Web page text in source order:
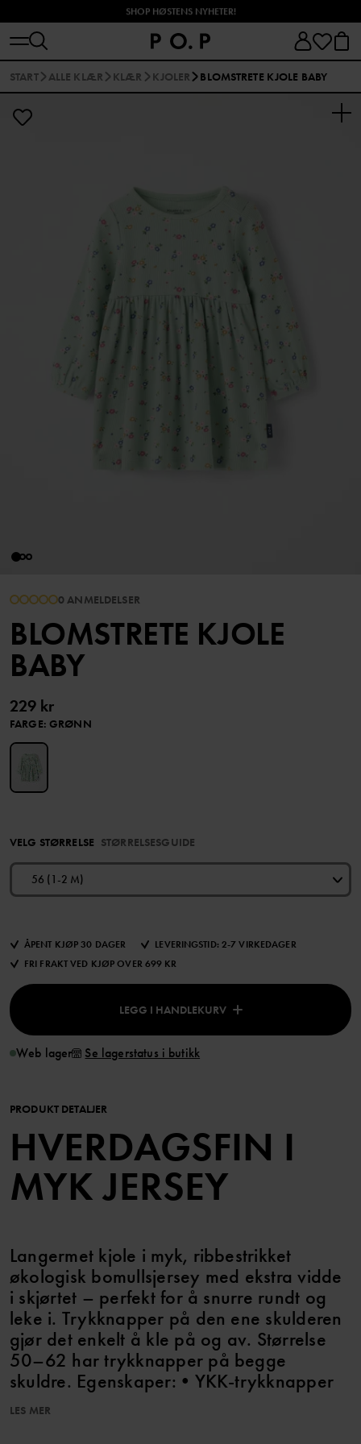
SHOP HØSTENS NYHETER!
START ALLE KLÆR KLÆR KJOLER BLOMSTRETE KJOLE BABY
0 ANMELDELSER
BLOMSTRETE KJOLE
BABY
229 kr
FARGE: GRØNN
VELG STØRRELSE STØRRELSESGUIDE
56 (1-2 M)
ÅPENT KJØP 30 DAGER
LEVERINGSTID: 2-7 VIRKEDAGER
FRI FRAKT VED KJØP OVER 699 KR
LEGG I HANDLEKURV
Web lager Se lagerstatus i butikk
PRODUKT DETALJER
HVERDAGSFIN I
MYK JERSEY
Langermet kjole i myk, ribbestrikket
økologisk bomullsjersey med ekstra vidde
i skjørtet – perfekt for å snurre rundt og
leke i. Trykknapper på den ene skulderen
gjør det enkelt å kle på og av. Størrelse
50–62 har trykknapper på begge
skuldre. Egenskaper: • YKK-trykknapper
Varenummer
LES MER